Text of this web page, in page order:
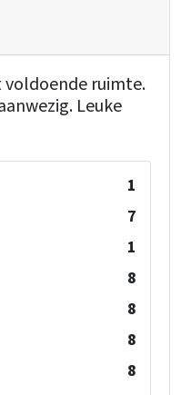
ruimte.
Leuke
1
7
1
8
8
8
8